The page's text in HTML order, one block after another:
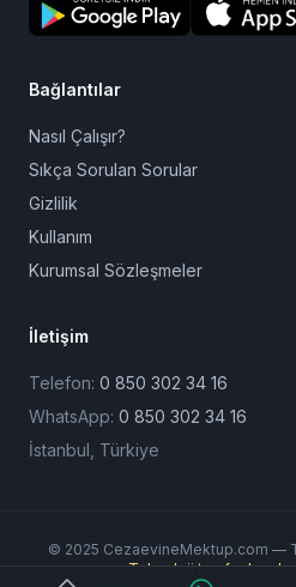
Bağlantılar
Nasıl Çalışır?
Sıkça Sorulan Sorular
Gizlilik
Kullanım
Kurumsal Sözleşmeler
İletişim
Telefon: 0 850 302 34 16
WhatsApp: 0 850 302 34 16
İstanbul, Türkiye
© 2025 CezaevineMektup.com —
Teknoloji tarafından